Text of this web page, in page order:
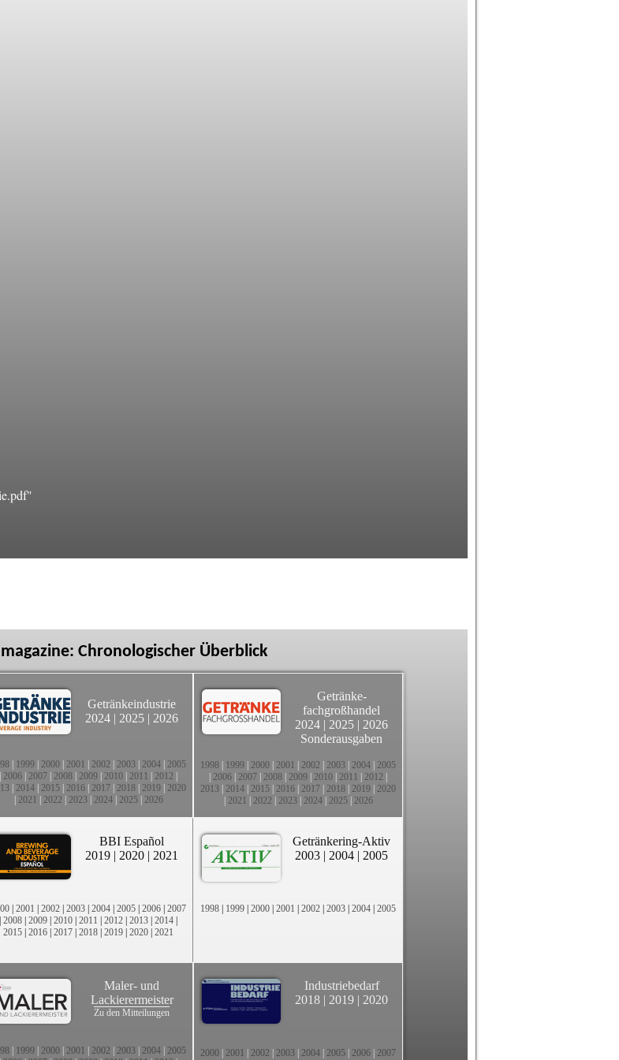
Chronologischer Überblick
Getränkeindustrie
2024 | 2025 | 2026
1999 2000 2001 2002 2003 2004 2005
2006 2007 2008 2009 2010 2011 2012
2014 2015 2016 2017 2018 2019 2020
2021 2022 2023| 2024| 2025| 2026
Getränke-
fachgroßhandel
2024 | 2025 | 2026
Sonderausgaben
1998 1999 2000 2001 2002 2003 2004 2005
2006 2007 2008 2009 2010 2011 2012
2013 2014 2015 2016 2017 2018 2019 2020
2021 2022 2023| 2024| 2025| 2026
BBI Español
2019 | 2020 | 2021
| 2001 | 2002 | 2003 | 2004 | 2005 | 2006 | 2007
| 2008 | 2009 | 2010 | 2011 | 2012 | 2013 | 2014 |
2015 | 2016 | 2017 | 2018 | 2019 | 2020 | 2021
Getränkering-Aktiv
2003 | 2004 | 2005
1998 | 1999 | 2000 | 2001 | 2002 | 2003 | 2004 | 2005
Maler- und
Lackierermeister
Zu den Mitteilungen
1999 2000 2001 2002 2003 2004 2005
Industriebedarf
2018 | 2019 | 2020
2000 2001 2002 2003 2004 2005 2006 2007